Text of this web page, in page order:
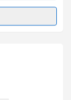
talebi
için bir